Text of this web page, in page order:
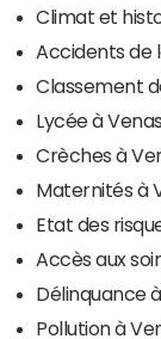
Climat et
Accidents de
Classement
Lycée à Venas
Crèches à
Maternités à
Etat des
Accès aux
Délinquance
Pollution à